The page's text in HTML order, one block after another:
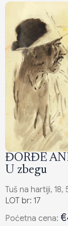
ĐORĐE
U zbegu
Tuš na hartiji, 18,
LOT br: 17
Poċetna cena: